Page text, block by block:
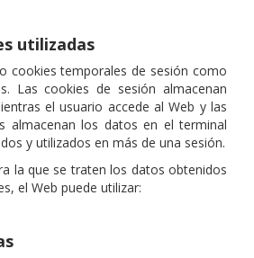
utilizadas
cookies temporales de sesión como
Las cookies de sesión almacenan
el usuario accede al Web y las
almacenan los datos en el terminal
y utilizados en más de una sesión.
la que se traten los datos obtenidos
el Web puede utilizar: